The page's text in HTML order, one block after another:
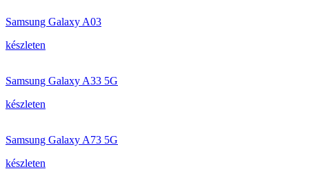
Samsung Galaxy A03
készleten
Samsung Galaxy A33 5G
készleten
Samsung Galaxy A73 5G
készleten